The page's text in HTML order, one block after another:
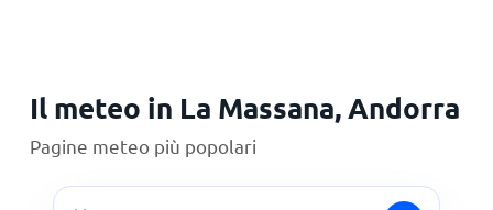
Il meteo in La Massana, Andorra
Pagine meteo più popolari